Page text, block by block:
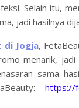
Selain itu,
jadi hasilnya
di Jogja,
menarik,
sama
https://